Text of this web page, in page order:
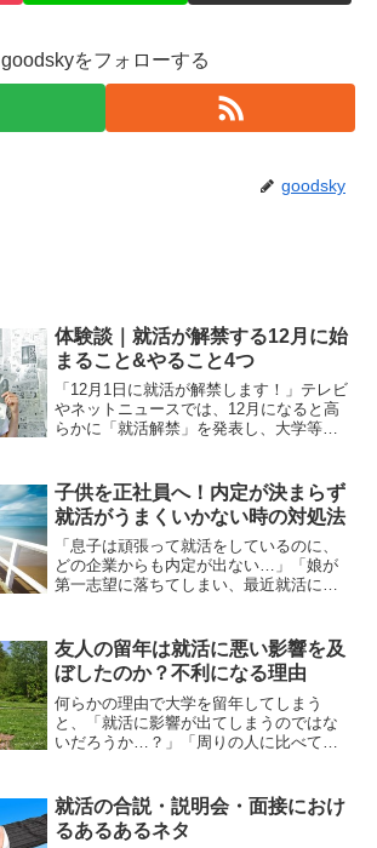
goodskyをフォローする
goodsky
体験談｜就活が解禁する12月に始
まること&やること4つ
「12月1日に就活が解禁します！」テレビ
やネットニュースでは、12月になると高
らかに「就活解禁」を発表し、大学等の
す。しかし、いきなり「12月1日に就活が
解禁！」と聞い...
子供を正社員へ！内定が決まらず
就活がうまくいかない時の対処法
「息子は頑張って就活をしているのに、
どの企業からも内定が出ない…」「娘が
第一志望に落ちてしまい、最近就活に身
ているのだけど…」親としては、子供の
将来を心配してしまうのは...
友人の留年は就活に悪い影響を及
ぼしたのか？不利になる理由
何らかの理由で大学を留年してしまう
と、「就活に影響が出てしまうのではな
いだろうか…？」「周りの人に比べて不
が取れず、1年の留年を余儀なくされてし
まいました。そして、1年...
就活の合説・説明会・面接におけ
るあるあるネタ